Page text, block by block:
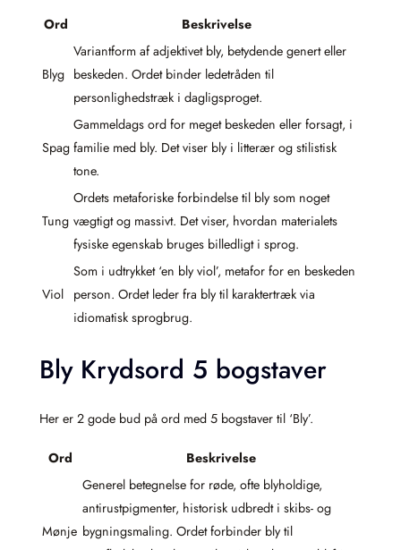
Ord Beskrivelse
Blyg
Variantform af adjektivet bly, betydende genert eller
beskeden. Ordet binder ledetråden til
personlighedstræk i dagligsproget.
Spag
Gammeldags ord for meget beskeden eller forsagt, i
familie med bly. Det viser bly i litterær og stilistisk
tone.
Tung
Ordets metaforiske forbindelse til bly som noget
vægtigt og massivt. Det viser, hvordan materialets
fysiske egenskab bruges billedligt i sprog.
Viol
Som i udtrykket ‘en bly viol’, metafor for en beskeden
person. Ordet leder fra bly til karaktertræk via
idiomatisk sprogbrug.
Bly Krydsord 5 bogstaver
Her er 2 gode bud på ord med 5 bogstaver til ‘Bly’.
Ord Beskrivelse
Mønje
Generel betegnelse for røde, ofte blyholdige,
antirust­pigmenter, historisk udbredt i skibs- og
bygningsmaling. Ordet forbinder bly til